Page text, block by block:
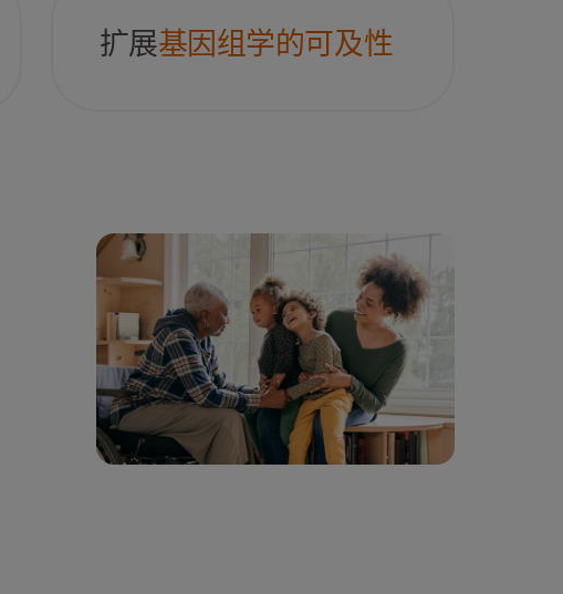
扩展基因组学的可及性